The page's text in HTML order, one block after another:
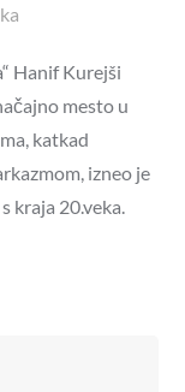
Hanif Kurejši
mesto u
katkad
izneo je
kraja 20.veka.